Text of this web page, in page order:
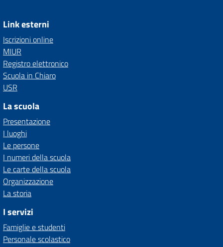
Link esterni
Iscrizioni online
MIUR
Registro elettronico
Scuola in Chiaro
USR
La scuola
Presentazione
I luoghi
Le persone
I numeri della scuola
Le carte della scuola
Organizzazione
La storia
I servizi
Famiglie e studenti
Personale scolastico